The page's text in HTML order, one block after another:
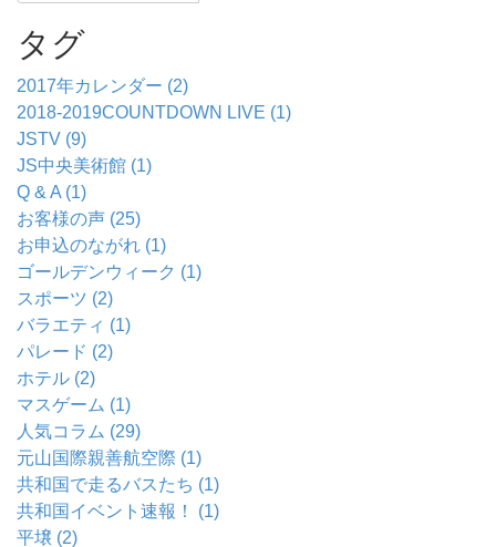
タグ
2017年カレンダー (2)
2018-2019COUNTDOWN LIVE (1)
JSTV (9)
JS中央美術館 (1)
Q & A (1)
お客様の声 (25)
お申込のながれ (1)
ゴールデンウィーク (1)
スポーツ (2)
バラエティ (1)
パレード (2)
ホテル (2)
マスゲーム (1)
人気コラム (29)
元山国際親善航空際 (1)
共和国で走るバスたち (1)
共和国イベント速報！ (1)
平壌 (2)